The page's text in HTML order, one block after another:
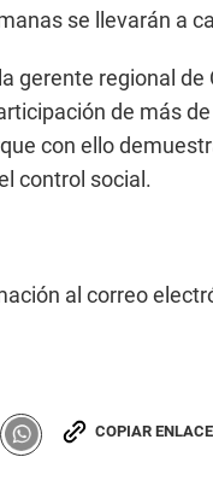
se llevarán a
gerente regional
de más
con ello
control social.
al correo
COPIAR ENLACE